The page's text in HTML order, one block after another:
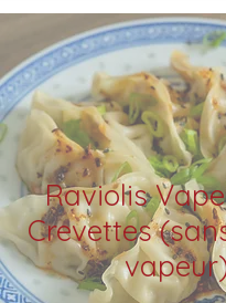
Raviolis
Crevettes